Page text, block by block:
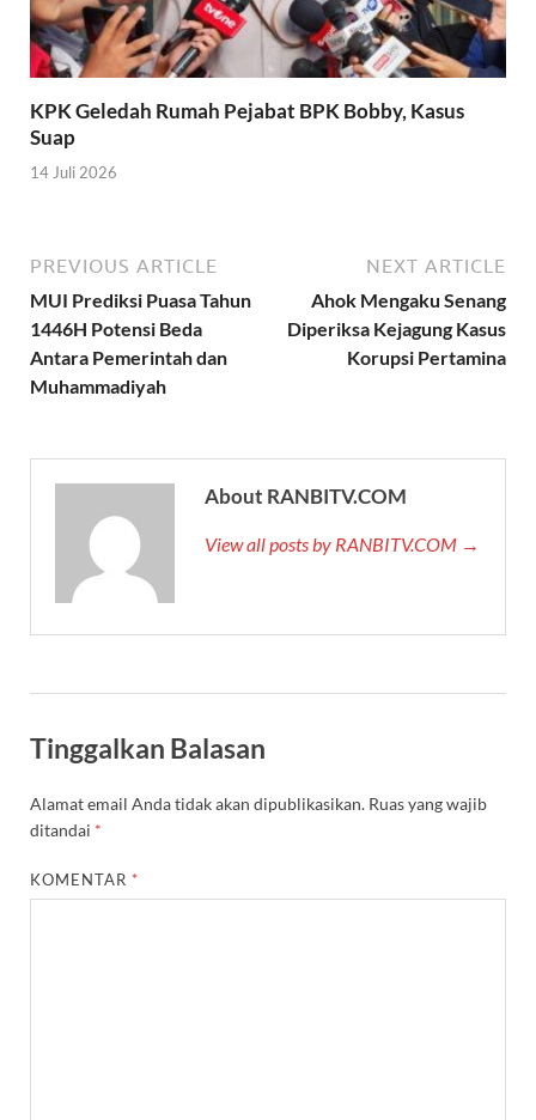
KPK Geledah Rumah Pejabat BPK Bobby, Kasus
Suap
14 Juli 2026
PREVIOUS ARTICLE
MUI Prediksi Puasa Tahun
1446H Potensi Beda
Antara Pemerintah dan
Muhammadiyah
NEXT ARTICLE
Ahok Mengaku Senang
Diperiksa Kejagung Kasus
Korupsi Pertamina
About RANBITV.COM
View all posts by RANBITV.COM →
Tinggalkan Balasan
Alamat email Anda tidak akan dipublikasikan. Ruas yang wajib
ditandai *
KOMENTAR *